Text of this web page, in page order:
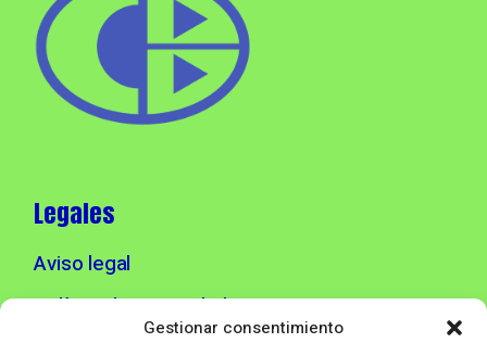
Gestionar consentimiento
Legales
Aviso legal
Política de privacidad